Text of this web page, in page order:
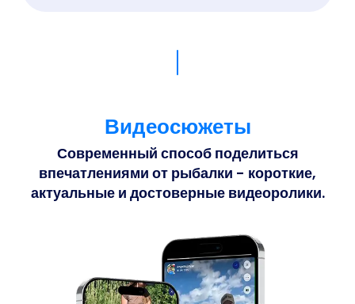
Видеосюжеты
Современный способ поделиться
впечатлениями от рыбалки - короткие,
актуальные и достоверные видеоролики.